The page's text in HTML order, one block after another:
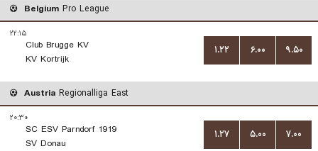
Belgium Pro League
۲۲:۱۵
Club Brugge KV
KV Kortrijk
۱.۲۲ ۶.۰۰ ۹.۵۰
Austria Regionalliga East
۲۰:۳۰
SC ESV Parndorf 1919
SV Donau
۱.۲۷ ۵.۰۰ ۷.۰۰